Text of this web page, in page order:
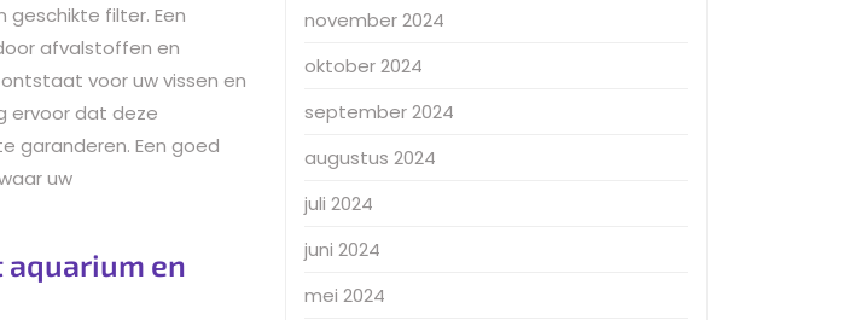
filter. Een
afvalstoffen en
voor uw vissen en
ervoor dat deze
garanderen. Een goed
uw
aquarium en
november 2024
oktober 2024
september 2024
augustus 2024
juli 2024
juni 2024
mei 2024